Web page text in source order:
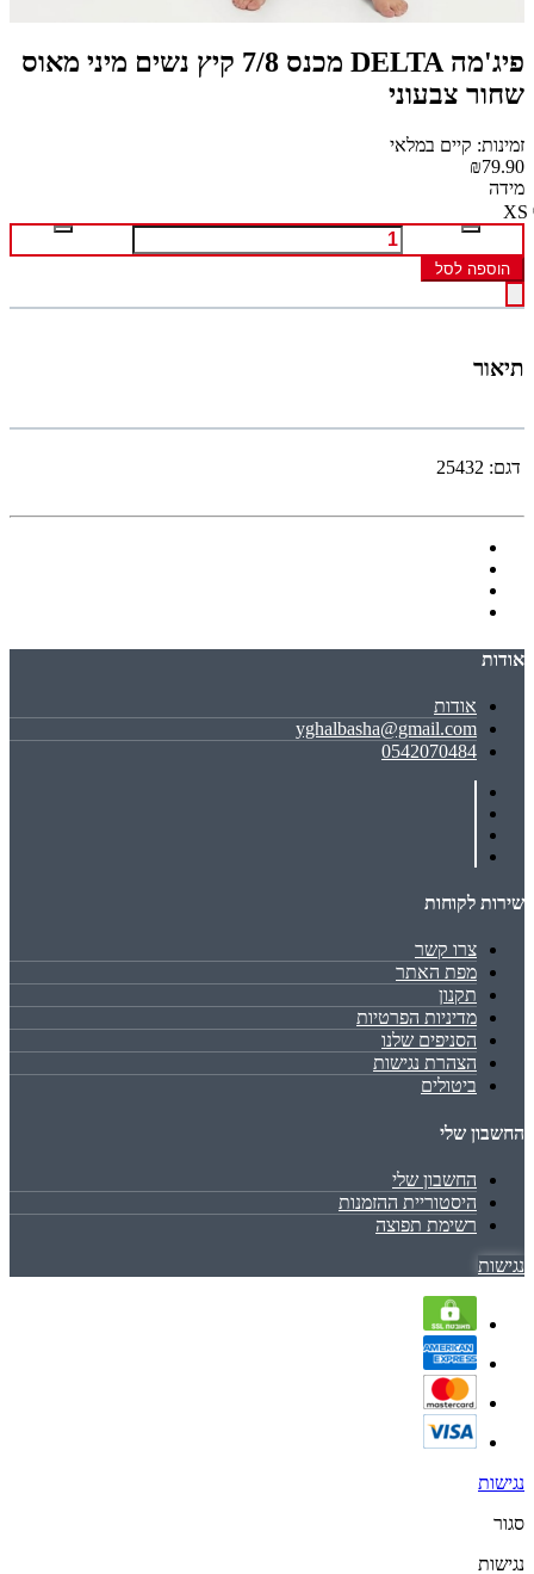
פיג'מה DELTA מכנס 7/8 קיץ נשים מיני מאוס
שחור צבעוני
זמינות: קיים במלאי
₪79.90
מידה
XS
הוספה לסל
תיאור
דגם: 25432
אודות
אודות
yghalbasha@gmail.com
0542070484
שירות לקוחות
צרו קשר
מפת האתר
תקנון
מדיניות הפרטיות
הסניפים שלנו
הצהרת נגישות
ביטולים
החשבון שלי
החשבון שלי
היסטוריית ההזמנות
רשימת תפוצה
נגישות
נגישות
סגור
נגישות